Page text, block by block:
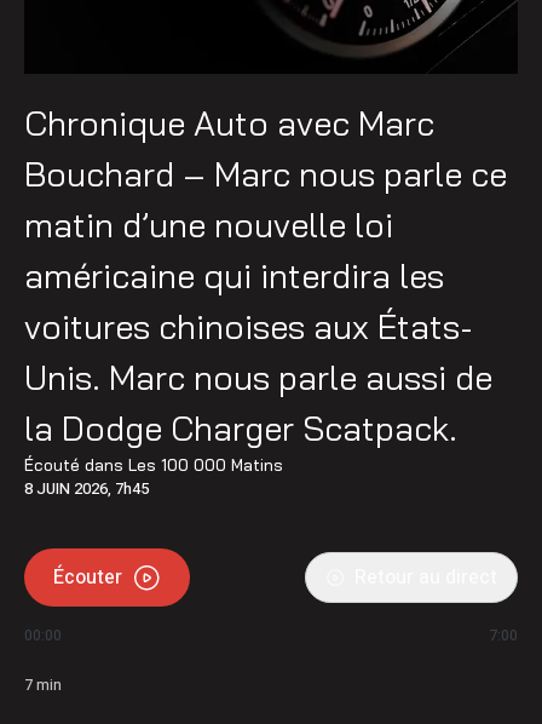
Chronique Auto avec Marc
Bouchard – Marc nous parle ce
matin d’une nouvelle loi
américaine qui interdira les
voitures chinoises aux États-
Unis. Marc nous parle aussi de
la Dodge Charger Scatpack.
Écouté dans Les 100 000 Matins
8 JUIN 2026, 7h45
Écouter
00:00 7:00
7min